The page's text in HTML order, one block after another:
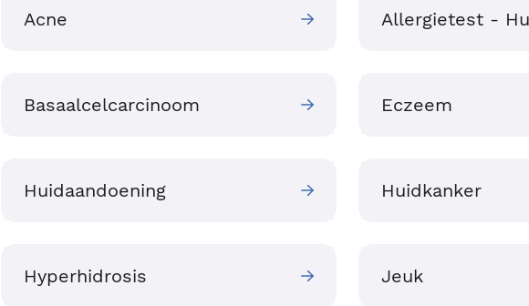
Acne Allergietest -
Basaalcelcarcinoom Eczeem
Huidaandoening Huidkanker
Hyperhidrosis Jeuk